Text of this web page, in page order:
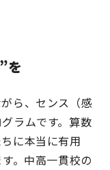
を
ら、センス（感
ラムです。算数
に本当に有用
。中高一貫校の